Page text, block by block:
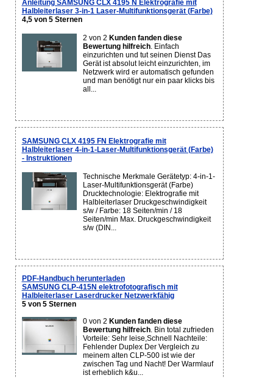
Anleitung SAMSUNG CLX 4195 N Elektrografie mit
Halbleiterlaser 3-in-1 Laser-Multifunktionsgerät (Farbe)
4,5 von 5 Sternen
2 von 2 Kunden fanden diese
Bewertung hilfreich. Einfach
einzurichten und tut seinen Dienst Das
Gerät ist absolut leicht einzurichten, im
Netzwerk wird er automatisch gefunden
und man benötigt nur ein paar klicks bis
all...
SAMSUNG CLX 4195 FN Elektrografie mit
Halbleiterlaser 4-in-1-Laser-Multifunktionsgerät (Farbe)
- Instruktionen
Technische Merkmale Gerätetyp: 4-in-1-
Laser-Multifunktionsgerät (Farbe)
Drucktechnologie: Elektrografie mit
Halbleiterlaser Druckgeschwindigkeit
s/w / Farbe: 18 Seiten/min / 18
Seiten/min Max. Druckgeschwindigkeit
s/w (DIN...
PDF-Handbuch herunterladen
SAMSUNG CLP-415N elektrofotografisch mit
Halbleiterlaser Laserdrucker Netzwerkfähig
5 von 5 Sternen
0 von 2 Kunden fanden diese
Bewertung hilfreich. Bin total zufrieden
Vorteile: Sehr leise,Schnell Nachteile:
Fehlender Duplex Der Vergleich zu
meinem alten CLP-500 ist wie der
zwischen Tag und Nacht! Der Warmlauf
ist erheblich k&u...